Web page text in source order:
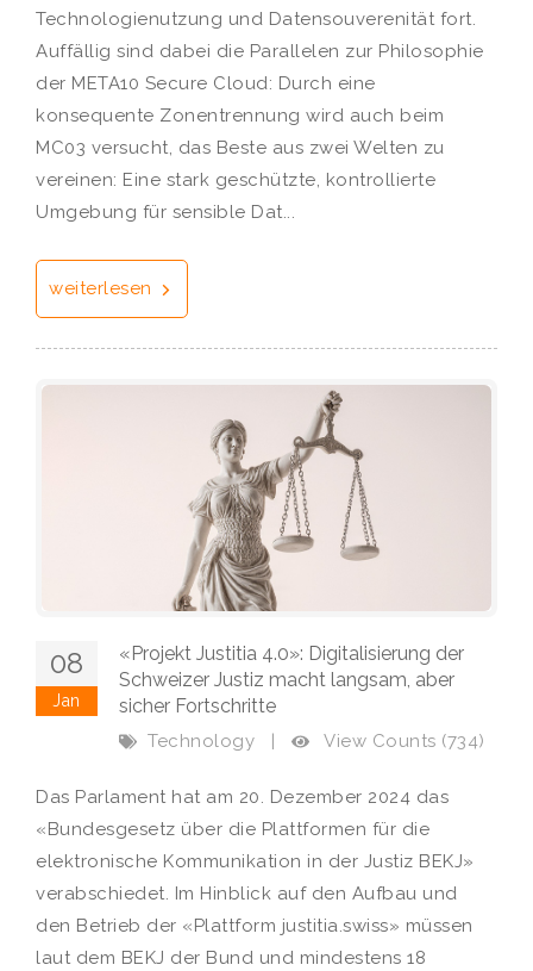
Technologienutzung und Datensouverenität fort.
Auffällig sind dabei die Parallelen zur Philosophie
der META10 Secure Cloud: Durch eine
konsequente Zonentrennung wird auch beim
MC03 versucht, das Beste aus zwei Welten zu
vereinen: Eine stark geschützte, kontrollierte
Umgebung für sensible Dat...
weiterlesen
08
Jan
«Projekt Justitia 4.0»: Digitalisierung der
Schweizer Justiz macht langsam, aber
sicher Fortschritte
Technology | View Counts (734)
Das Parlament hat am 20. Dezember 2024 das
«Bundesgesetz über die Plattformen für die
elektronische Kommunikation in der Justiz BEKJ»
verabschiedet. Im Hinblick auf den Aufbau und
den Betrieb der «Plattform justitia.swiss» müssen
laut dem BEKJ der Bund und mindestens 18